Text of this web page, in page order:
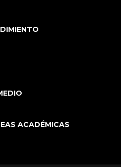
ACADÉMICAS